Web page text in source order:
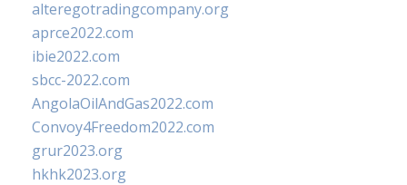
alteregotradingcompany.org
aprce2022.com
ibie2022.com
sbcc-2022.com
AngolaOilAndGas2022.com
Convoy4Freedom2022.com
grur2023.org
hkhk2023.org